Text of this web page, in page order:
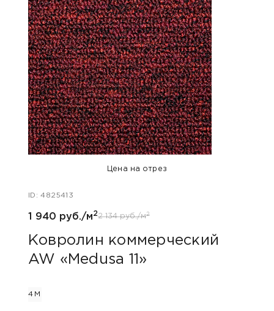
Цена на отрез
ID: 4825413
1 940 руб./м22 134 руб./м2
Ковролин коммерческий
AW «Medusa 11»
4М